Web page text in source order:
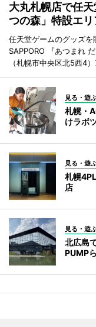
大丸札幌店で任
つの森」特設エリ
任天堂ゲームのグッズ
SAPPORO 『あつまれ
（札幌市中央区北5西4
見る・遊
札幌・
けラボ
見る・遊
札幌
店
見る・遊
北広島
PUMP